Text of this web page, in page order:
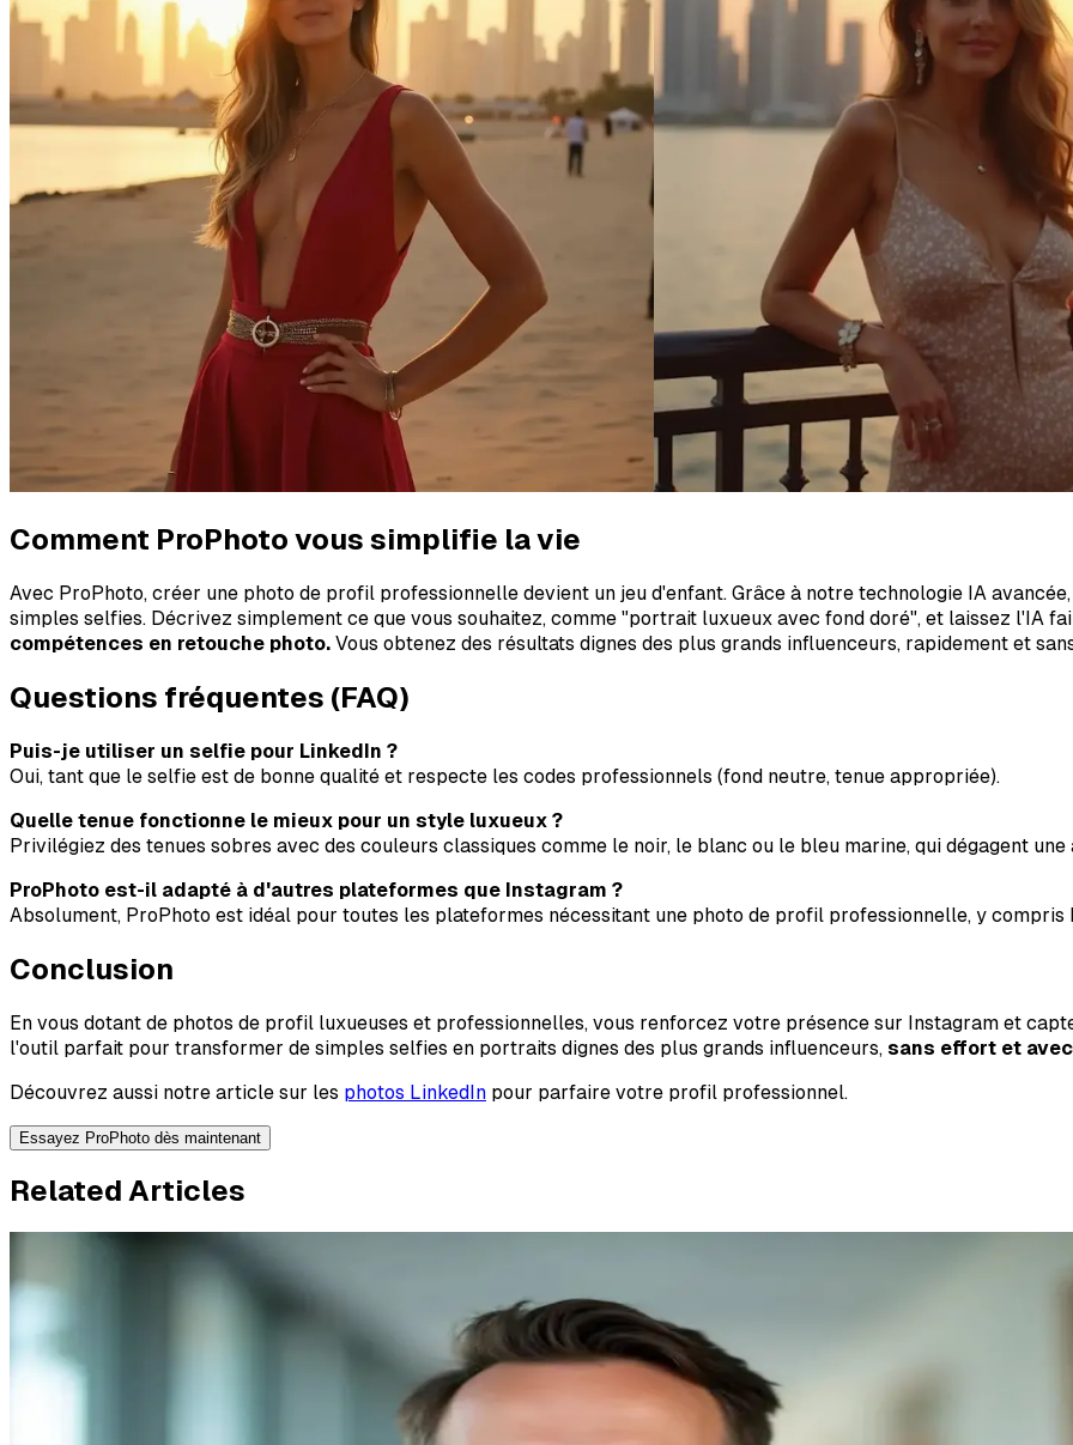
Comment ProPhoto vous simplifie la vie
Avec ProPhoto, créer une photo de profil professionnelle devient un jeu d'enfant. Grâce à notre technologie IA
simples selfies. Décrivez simplement ce que vous souhaitez, comme "portrait luxueux avec fond doré", et laissez l'IA
compétences en retouche photo. Vous obtenez des résultats dignes des plus grands influenceurs, rapidement et
Questions fréquentes (FAQ)
Puis-je utiliser un selfie pour LinkedIn ?
Oui, tant que le selfie est de bonne qualité et respecte les codes professionnels (fond neutre, tenue appropriée).
Quelle tenue fonctionne le mieux pour un style luxueux ?
Privilégiez des tenues sobres avec des couleurs classiques comme le noir, le blanc ou le bleu marine, qui dégagent
ProPhoto est-il adapté à d'autres plateformes que Instagram ?
Absolument, ProPhoto est idéal pour toutes les plateformes nécessitant une photo de profil professionnelle, y compris
Conclusion
En vous dotant de photos de profil luxueuses et professionnelles, vous renforcez votre présence sur Instagram et
l'outil parfait pour transformer de simples selfies en portraits dignes des plus grands influenceurs, sans effort et
Découvrez aussi notre article sur les photos LinkedIn pour parfaire votre profil professionnel.
Essayez ProPhoto dès maintenant
Related Articles